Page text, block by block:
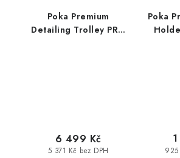
Poka Premium
Detailing Trolley PRO
5 371 Kč bez DPH
6 499 Kč
Poka
925